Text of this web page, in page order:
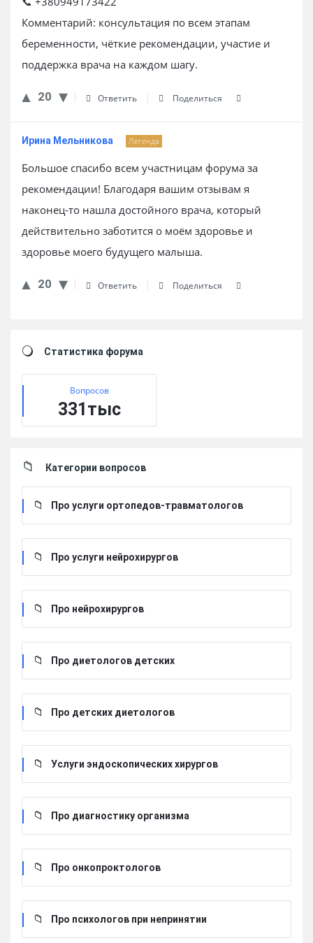
Комментарий: консультация по всем этапам
беременности, чёткие рекомендации, участие и
поддержка врача на каждом шагу.
20 Ответить Поделиться
Ирина Мельникова Легенда
Большое спасибо всем участницам форума за
рекомендации! Благодаря вашим отзывам я
наконец-то нашла достойного врача, который
действительно заботится о моём здоровье и
здоровье моего будущего малыша.
20 Ответить Поделиться
Статистика форума
Вопросов
331тыс
Категории вопросов
Про услуги ортопедов-травматологов
Про услуги нейрохирургов
Про нейрохирургов
Про диетологов детских
Про детских диетологов
Услуги эндоскопических хирургов
Про диагностику организма
Про онкопроктологов
Про психологов при непринятии